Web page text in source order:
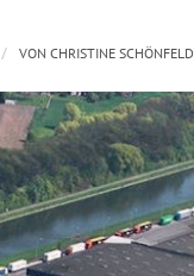
/ VON CHRISTINE SCHÖNFELD